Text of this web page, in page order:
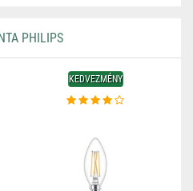
PHILIPS
KEDVEZMÉNY